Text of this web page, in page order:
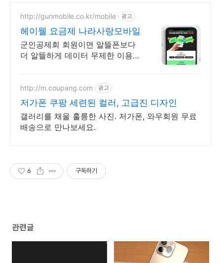
http://gunmobile.co.kr/mobile 광고
헤이웰 요금제 나라사랑모바일
군인공제회 회원이면 알뜰폰보다
더 알뜰하게 데이터 무제한 이용가
http://m.coupang.com 광고
저가폰 쿠팡 세련된 컬러, 고급진 디자인
갤러리를 채울 훌륭한 사진. 저가폰, 와우회원 무료
배송으로 만나보세요.
6 구독하기
관련글